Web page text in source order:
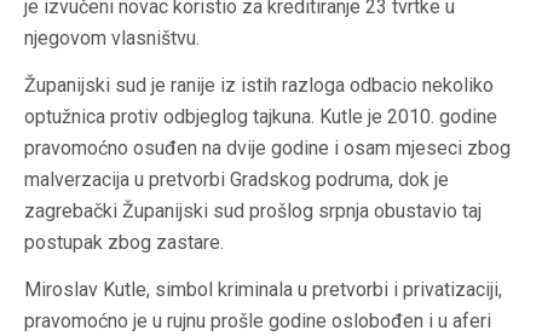
je izvučeni novac koristio za kreditiranje 23 tvrtke u
njegovom vlasništvu.
Županijski sud je ranije iz istih razloga odbacio nekoliko
optužnica protiv odbjeglog tajkuna. Kutle je 2010. godine
pravomoćno osuđen na dvije godine i osam mjeseci zbog
malverzacija u pretvorbi Gradskog podruma, dok je
zagrebački Županijski sud prošlog srpnja obustavio taj
postupak zbog zastare.
Miroslav Kutle, simbol kriminala u pretvorbi i privatizaciji,
pravomoćno je u rujnu prošle godine oslobođen i u aferi